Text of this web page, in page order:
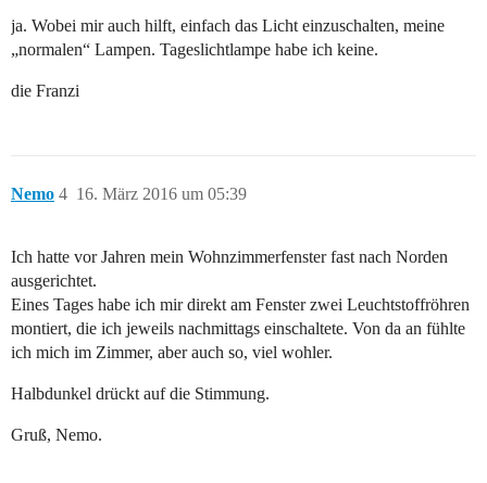
ja. Wobei mir auch hilft, einfach das Licht einzuschalten, meine
„normalen“ Lampen. Tageslichtlampe habe ich keine.
die Franzi
Nemo 16. März 2016 um 05:39
4
Ich hatte vor Jahren mein Wohnzimmerfenster fast nach Norden
ausgerichtet.
Eines Tages habe ich mir direkt am Fenster zwei Leuchtstoffröhren
montiert, die ich jeweils nachmittags einschaltete. Von da an fühlte
ich mich im Zimmer, aber auch so, viel wohler.
Halbdunkel drückt auf die Stimmung.
Gruß, Nemo.